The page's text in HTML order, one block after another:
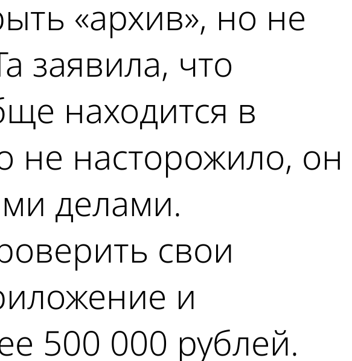
«архив», но не
заявила, что
находится в
не насторожило, он
делами.
свои
и
500 000 рублей.